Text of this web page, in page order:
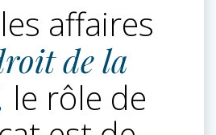
affaires
de la
le rôle de